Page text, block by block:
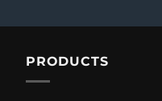
PRODUCTS